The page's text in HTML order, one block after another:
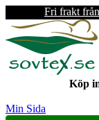
Fri frakt
Köp
Min Sida